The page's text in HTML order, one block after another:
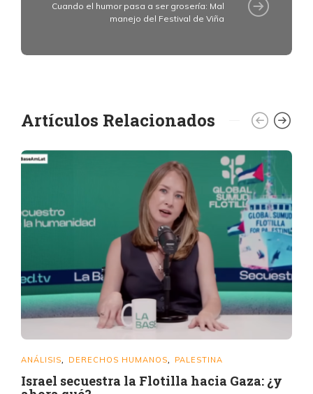
Cuando el humor pasa a ser grosería: Mal
manejo del Festival de Viña
Artículos Relacionados
ANÁLISIS DERECHOS HUMANOS PALESTINA
Israel secuestra la Flotilla hacia Gaza: ¿y